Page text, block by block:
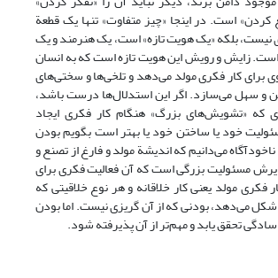
کردن» است. در اینجا «چیز متفاوت» تنها یک قطعة
نیست، بلکه «یک هویت تازه» است، یک هنرمند و یک
زایش و رویش این هویت تازه است که به انسان
برای کار فکری مولد می‌دهد و تلخی‌ها و سختی‌های
و سهل می‌سازد. اگر این استدلال‌ها درست باشد،
که «تشویش‌های بزرگ» هنگام کار فکری ایجاد
خود یا ساختن خود یا بهتر است بگویم بودن
می‌دانیم که اندیشة مولد و فارغ از تصنع و
مسئولیت بزرگی است که آن فعالیت فکری برای
فکری مولد یعنی کار خلاقانه و هر نوع خلاقیتی که
شکل می‌دهد، بودنی که از آن گریزی نیست. اما بودن
تحقق یابد و مهم‌تر از آن پذیرفته شود.